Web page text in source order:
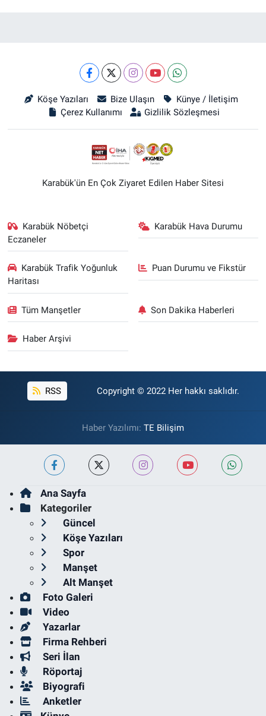
Köşe Yazıları Bize Ulaşın
Künye / İletişim
Çerez Kullanımı
Gizlilik Sözleşmesi
Karabük'ün En Çok Ziyaret Edilen Haber Sitesi
Karabük Nöbetçi
Eczaneler
Karabük Hava Durumu
Karabük Trafik Yoğunluk
Haritası
Puan Durumu ve Fikstür
Tüm Manşetler Son Dakika Haberleri
Haber Arşivi
RSS Copyright © 2022 Her hakkı saklıdır.
Haber Yazılımı: TE Bilişim
Ana Sayfa
Kategoriler
Güncel
Köşe Yazıları
Spor
Manşet
Alt Manşet
Foto Galeri
Video
Yazarlar
Firma Rehberi
Seri İlan
Röportaj
Biyografi
Anketler